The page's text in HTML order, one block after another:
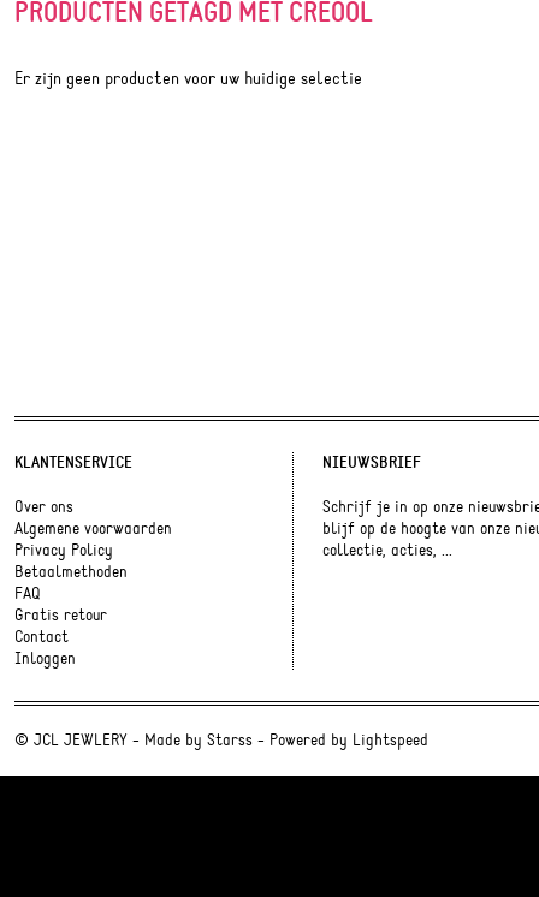
PRODUCTEN GETAGD MET CREOOL
Er zijn geen producten voor uw huidige selectie
KLANTENSERVICE
Over ons
Algemene voorwaarden
Privacy Policy
Betaalmethoden
FAQ
Gratis retour
Contact
Inloggen
NIEUWSBRIEF
Schrijf je in op onze
blijf op de hoogte van onze
collectie, acties, ...
© JCL JEWLERY - Made by Starss - Powered by Lightspeed